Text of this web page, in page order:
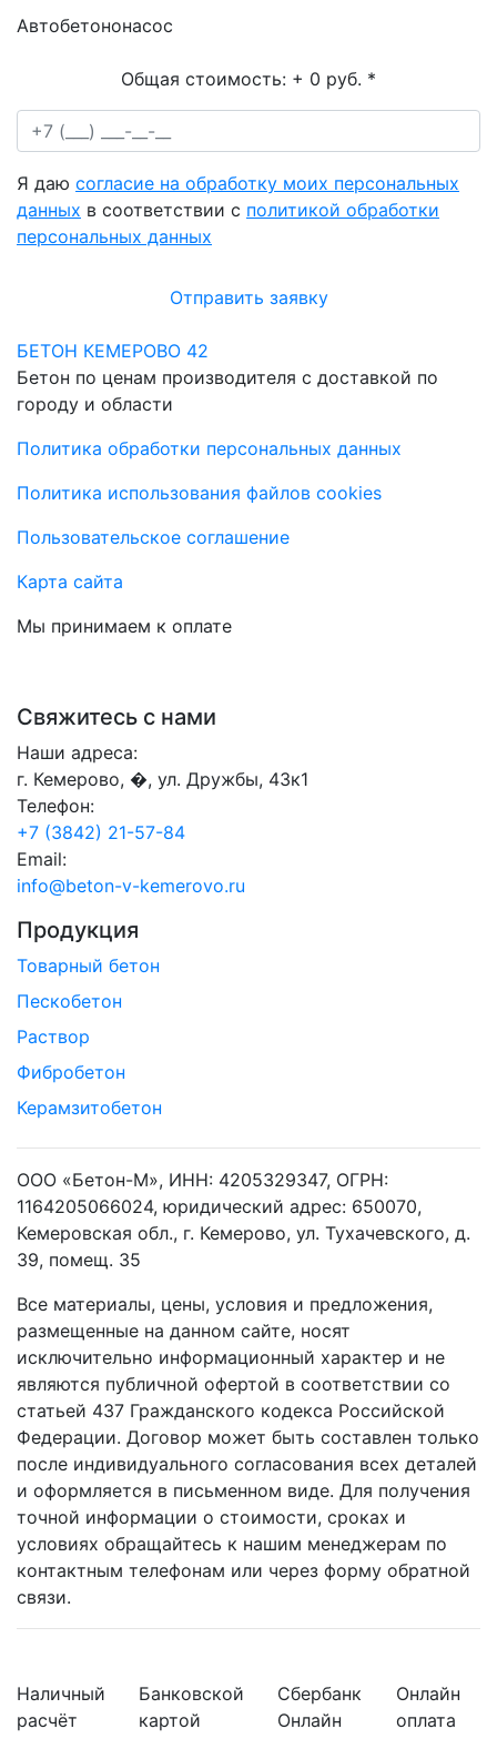
Автобетононасос
Общая стоимость: + 0 руб. *
Я даю согласие на обработку моих персональных
данных в соответствии с политикой обработки
персональных данных
Отправить заявку
БЕТОН КЕМЕРОВО 42
Бетон по ценам производителя с доставкой по
городу и области
Политика обработки персональных данных
Политика использования файлов cookies
Пользовательское соглашение
Карта сайта
Мы принимаем к оплате
Свяжитесь с нами
Наши адреса:
г. Кемерово, �, ул. Дружбы, 43к1
Телефон:
+7 (3842) 21-57-84
Email:
info@beton-v-kemerovo.ru
Продукция
Товарный бетон
Пескобетон
Раствор
Фибробетон
Керамзитобетон
ООО «Бетон-М», ИНН: 4205329347, ОГРН:
1164205066024, юридический адрес: 650070,
Кемеровская обл., г. Кемерово, ул. Тухачевского, д.
39, помещ. 35
Все материалы, цены, условия и предложения,
размещенные на данном сайте, носят
исключительно информационный характер и не
являются публичной офертой в соответствии со
статьей 437 Гражданского кодекса Российской
Федерации. Договор может быть составлен только
после индивидуального согласования всех деталей
и оформляется в письменном виде. Для получения
точной информации о стоимости, сроках и
условиях обращайтесь к нашим менеджерам по
контактным телефонам или через форму обратной
связи.
Наличный
расчёт
Банковской
картой
Сбербанк
Онлайн
Онлайн
оплата